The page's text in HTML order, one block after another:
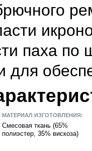
паха по
для
МАТЕРИАЛ ИЗГОТОВЛЕНИЯ:
Смесовая ткань (65%
полиэстер, 35% вискоза)